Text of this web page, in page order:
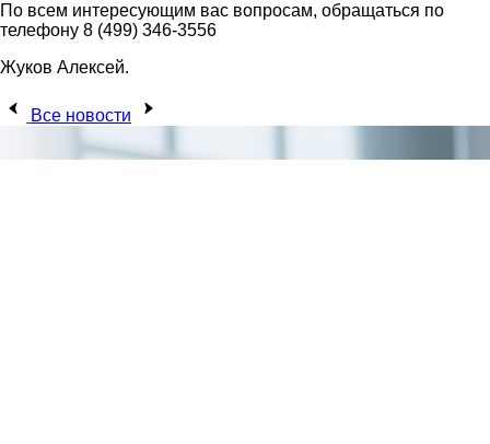
По всем интересующим вас вопросам, обращаться по
телефону 8 (499) 346-3556
Жуков Алексей.
Все новости